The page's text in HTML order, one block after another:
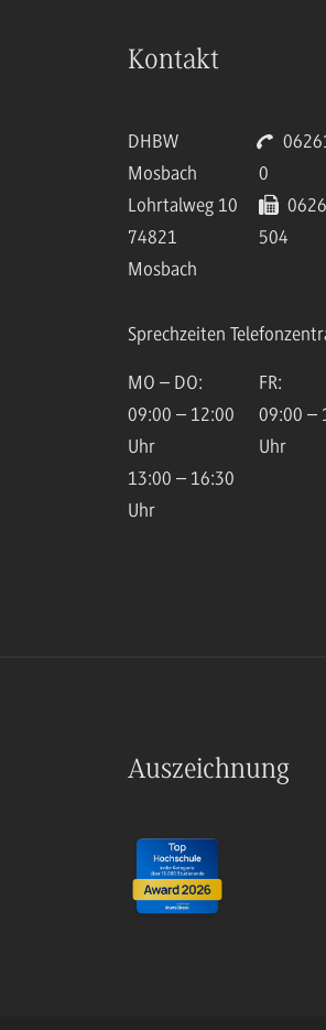
Kontakt
DHBW
Mosbach
Lohrtalweg 10
74821
Mosbach
0
504
Sprechzeiten
MO – DO:
09:00 – 12:00
Uhr
13:00 – 16:30
Uhr
FR:
09:00 –
Uhr
Auszeichnung